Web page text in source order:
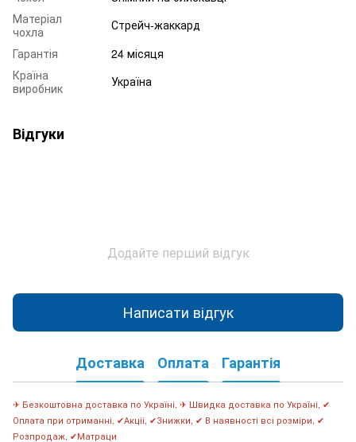
Матеріал
чохла
Стрейч-жаккард
Гарантія
24 місяця
Країна
виробник
Україна
Відгуки
Додайте перший відгук
Написати відгук
Доставка Оплата Гарантія
✈ Безкоштовна доставка по Україні, ✈ Швидка доставка по Україні, ✔
Оплата при отриманні, ✔Акціі, ✔Знижки, ✔ В наявності всі розміри, ✔
Розпродаж, ✔Матраци